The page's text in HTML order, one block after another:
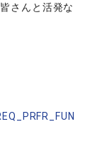
さんと活発な